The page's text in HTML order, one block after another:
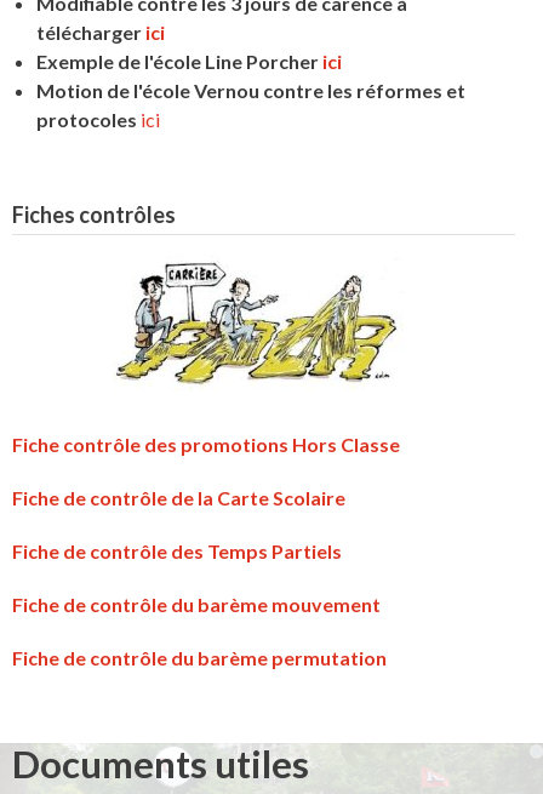
télécharger ici
Exemple de l'école Line Porcher ici
Motion de l'école Vernou contre les réformes et
protocoles ici
Fiches contrôles
Fiche contrôle des promotions Hors Classe
Fiche de contrôle de la Carte Scolaire
Fiche de contrôle des Temps Partiels
Fiche de contrôle du barème mouvement
Fiche de contrôle du barème permutation
Documents utiles